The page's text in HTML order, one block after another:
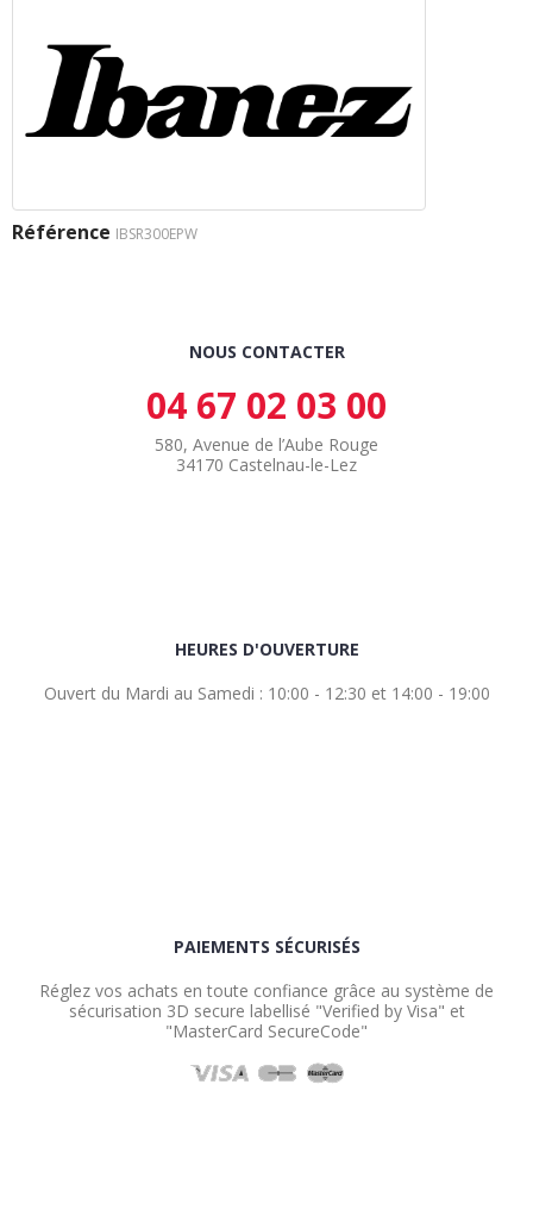
Référence IBSR300EPW
NOUS CONTACTER
04 67 02 03 00
580, Avenue de l’Aube Rouge
34170 Castelnau-le-Lez
HEURES D'OUVERTURE
Ouvert du Mardi au Samedi : 10:00 - 12:30 et 14:00 - 19:00
PAIEMENTS SÉCURISÉS
Réglez vos achats en toute confiance grâce au système de
sécurisation 3D secure labellisé "Verified by Visa" et
"MasterCard SecureCode"